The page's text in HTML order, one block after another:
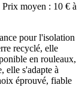
Prix moyen : 10 € à
pour l'isolation
recyclé, elle
en rouleaux,
elle s'adapte à
éprouvé, fiable